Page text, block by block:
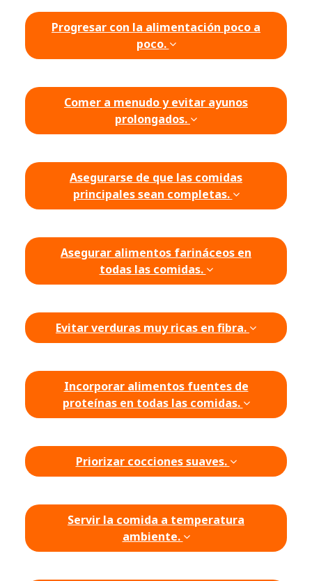
Progresar con la alimentación poco a
poco.
Comer a menudo y evitar ayunos
prolongados.
Asegurarse de que las comidas
principales sean completas.
Asegurar alimentos farináceos en
todas las comidas.
Evitar verduras muy ricas en fibra.
Incorporar alimentos fuentes de
proteínas en todas las comidas.
Priorizar cocciones suaves.
Servir la comida a temperatura
ambiente.